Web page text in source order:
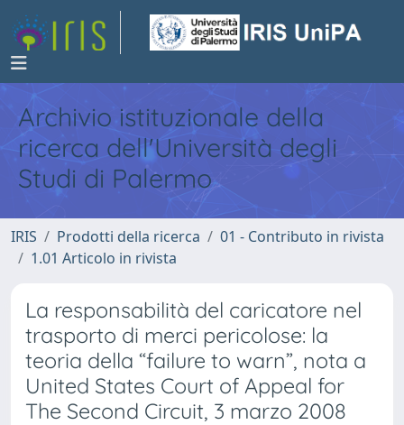
Archivio istituzionale della
ricerca dell'Università degli
Studi di Palermo
IRIS Prodotti della ricerca
01 - Contributo in rivista
1.01 Articolo in rivista
La responsabilità del caricatore nel
trasporto di merci pericolose: la
teoria della “failure to warn”, nota a
United States Court of Appeal for
The Second Circuit, 3 marzo 2008